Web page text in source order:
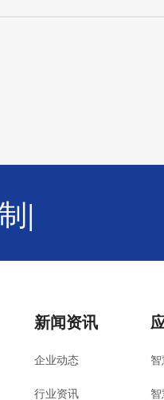
造服务商
新闻资讯
企业动态
行业资讯